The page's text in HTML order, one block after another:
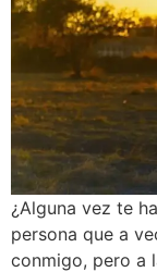
¿Alguna vez te
persona que a
conmigo, pero a